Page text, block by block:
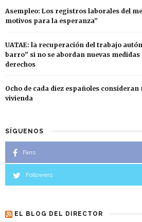
Asempleo: Los registros laborales del
motivos para la esperanza”
UATAE: la recuperación del trabajo
barro” si no se abordan nuevas medidas
derechos
Ocho de cada diez españoles
vivienda
SÍGUENOS
Fans
Followers
EL BLOG DEL DIRECTOR